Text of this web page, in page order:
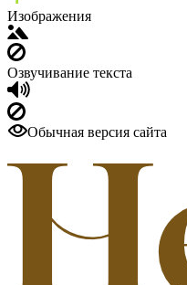
Изображения
Озвучивание текста
Обычная версия сайта